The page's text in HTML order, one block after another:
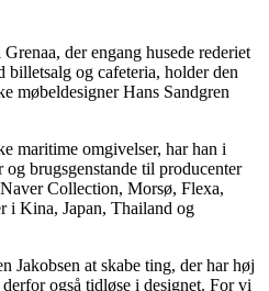
der engang husede rederiet
billetsalg og cafeteria, holder den
møbeldesigner Hans Sandgren
maritime omgivelser, har han i
brugsgenstande til producenter
Collection, Morsø, Flexa,
i Kina, Japan, Thailand og
Jakobsen at skabe ting, der har høj
også tidløse i designet. For vi